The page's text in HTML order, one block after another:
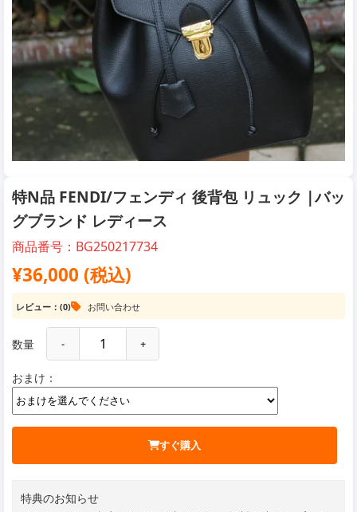
特N品 FENDI/フェンディ 後背包 リュック |バッ
グブランド レディース
商品番号：BG250217734
¥36,000 (税込)
レビュー：(0) お問い合わせ
数量 - +
おまけ：
すぐ購入
特典のお知らせ